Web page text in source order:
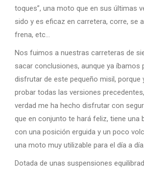
toques”, una moto que en sus últimas
sido y es eficaz en carretera, corre, se
frena, etc…
Nos fuimos a nuestras carreteras de
sacar conclusiones, aunque ya íbamos
disfrutar de este pequeño misil, porque
probar todas las versiones precedentes,
verdad me ha hecho disfrutar con
que en conjunto te hará feliz, tiene una
con una posición erguida y un poco
una moto muy utilizable para el día a día.
Dotada de unas suspensiones